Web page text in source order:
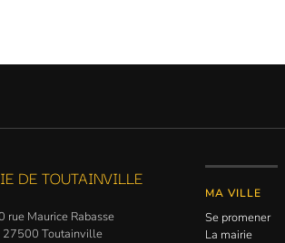
DE TOUTAINVILLE
rue Maurice Rabasse
27500 Toutainville
MA VILLE
Se promener
La mairie